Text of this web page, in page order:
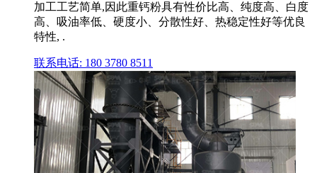
加工工艺简单,因此重钙粉具有性价比高、纯度高、白度
高、吸油率低、硬度小、分散性好、热稳定性好等优良
特性, .
联系电话: 180 3780 8511